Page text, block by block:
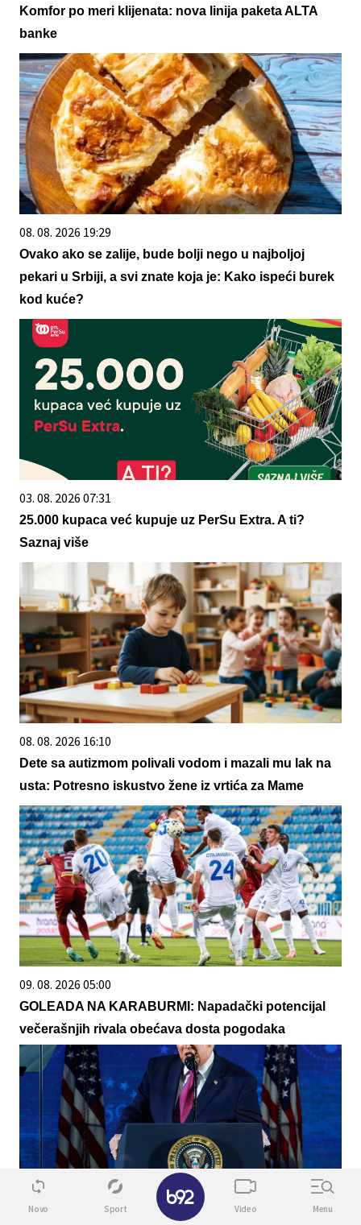
Komfor po meri klijenata: nova linija paketa ALTA
banke
08. 08. 2026 19:29
Ovako ako se zalije, bude bolji nego u najboljoj
pekari u Srbiji, a svi znate koja je: Kako ispeći burek
kod kuće?
03. 08. 2026 07:31
25.000 kupaca već kupuje uz PerSu Extra. A ti?
Saznaj više
08. 08. 2026 16:10
Dete sa autizmom polivali vodom i mazali mu lak na
usta: Potresno iskustvo žene iz vrtića za Mame
09. 08. 2026 05:00
GOLEADA NA KARABURMI: Napadački potencijal
večerašnjih rivala obećava dosta pogodaka
Novo Sport Video Menu
✕